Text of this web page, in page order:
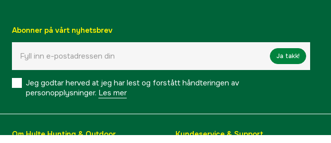
Abonner på vårt nyhetsbrev
Ja takk!
Jeg godtar herved at jeg har lest og forstått håndteringen av
personopplysninger. Les mer
Om Hylte Hunting & Outdoor Kundeservice & Support